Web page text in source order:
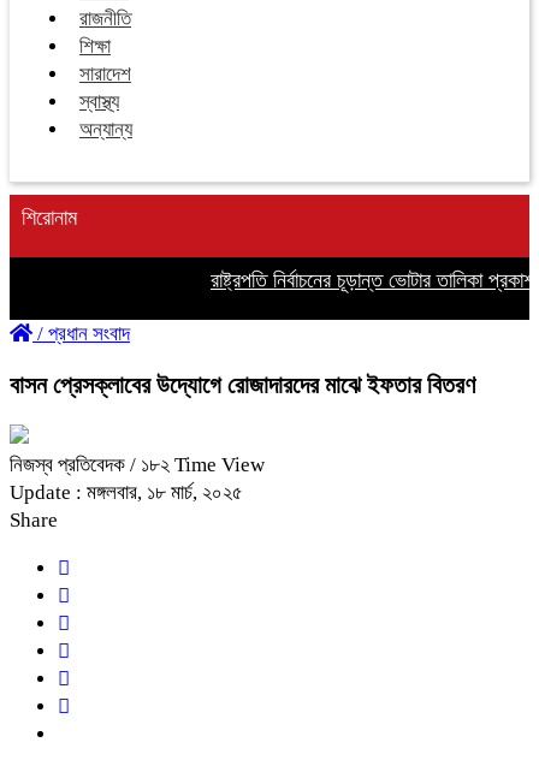
রাজনীতি
শিক্ষা
সারাদেশ
স্বাস্থ্য
অন্যান্য
শিরোনাম
রাষ্ট্রপতি নির্বাচনের চূড়ান্ত ভোটার তালিকা প্রকাশ
/ প্রধান সংবাদ
বাসন প্রেসক্লাবের উদ্যোগে রোজাদারদের মাঝে ইফতার বিতরণ
নিজস্ব প্রতিবেদক / ১৮২ Time View
Update : মঙ্গলবার, ১৮ মার্চ, ২০২৫
Share